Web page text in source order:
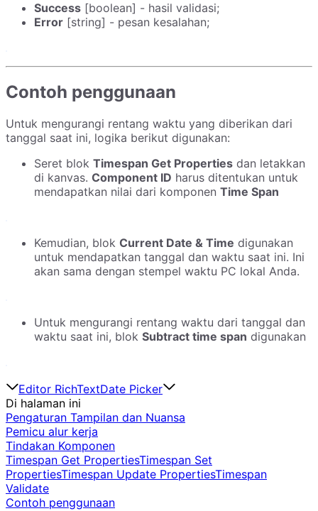
Success [boolean] - hasil validasi;
Error [string] - pesan kesalahan;
Contoh penggunaan
Untuk mengurangi rentang waktu yang diberikan dari
tanggal saat ini, logika berikut digunakan:
Seret blok Timespan Get Properties dan letakkan
di kanvas. Component ID harus ditentukan untuk
mendapatkan nilai dari komponen Time Span
Kemudian, blok Current Date & Time digunakan
untuk mendapatkan tanggal dan waktu saat ini. Ini
akan sama dengan stempel waktu PC lokal Anda.
Untuk mengurangi rentang waktu dari tanggal dan
waktu saat ini, blok Subtract time span digunakan
Editor RichTextDate Picker
Di halaman ini
Pengaturan Tampilan dan Nuansa
Pemicu alur kerja
Tindakan Komponen
Timespan Get PropertiesTimespan Set
PropertiesTimespan Update PropertiesTimespan
Validate
Contoh penggunaan